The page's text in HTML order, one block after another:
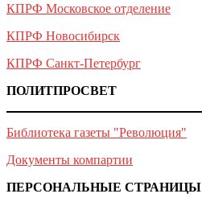
КПРФ Московское отделение
КПРФ Новосибирск
КПРФ Санкт-Петербург
ПОЛИТПРОСВЕТ
Библиотека газеты "Революция"
Документы компартии
ПЕРСОНАЛЬНЫЕ СТРАНИЦЫ